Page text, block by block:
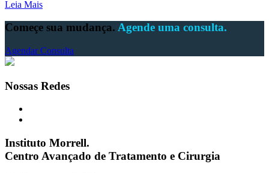
Leia Mais
Começe sua mudança. Agende uma consulta.
Agendar Consulta
Nossas Redes
Instituto Morrell.
Centro Avançado de Tratamento e Cirurgia